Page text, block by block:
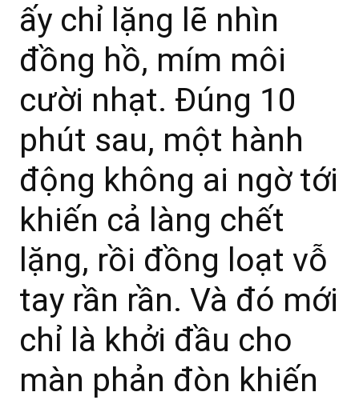
ấy chỉ lặng lẽ nhìn
đồng hồ, mím môi
cười nhạt. Đúng 10
phút sau, một hành
động không ai ngờ tới
khiến cả làng chết
lặng, rồi đồng loạt vỗ
tay rần rần. Và đó mới
chỉ là khởi đầu cho
màn phản đòn khiến